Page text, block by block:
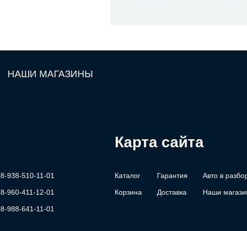
НАШИ МАГАЗИНЫ
8-938-510-11-01
8-960-411-12-01
8-988-641-11-01
Карта сайта
Каталог Гарантия Авто в
Корзина Доставка Наши